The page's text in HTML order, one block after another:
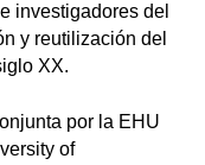
investigadores del
y reutilización del
XX.
por la EHU
of